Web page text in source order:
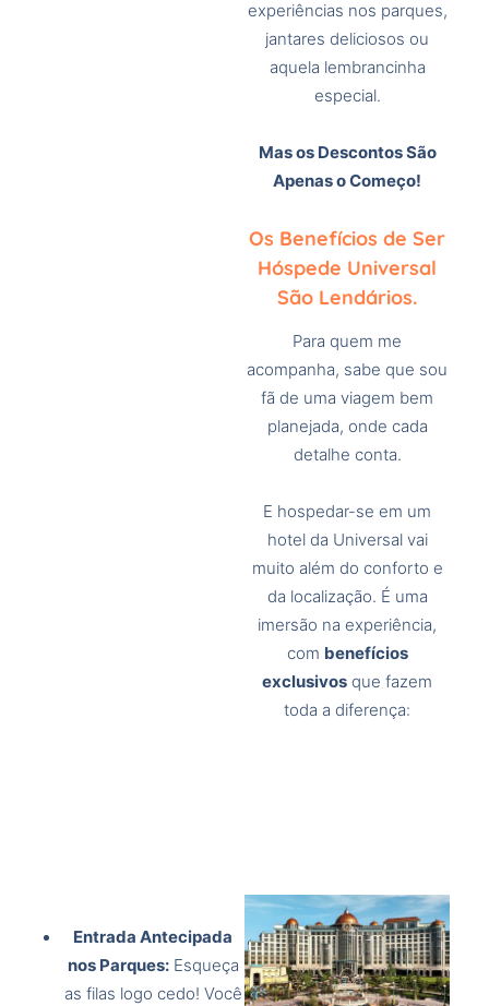
experiências nos parques,
jantares deliciosos ou
aquela lembrancinha
especial.
Mas os Descontos São
Apenas o Começo!
Os Benefícios de Ser
Hóspede Universal
São Lendários.
Para quem me
acompanha, sabe que sou
fã de uma viagem bem
planejada, onde cada
detalhe conta.
E hospedar-se em um
hotel da Universal vai
muito além do conforto e
da localização. É uma
imersão na experiência,
com benefícios
exclusivos que fazem
toda a diferença:
Entrada Antecipada
nos Parques:Esqueça
as filas logo cedo! Você